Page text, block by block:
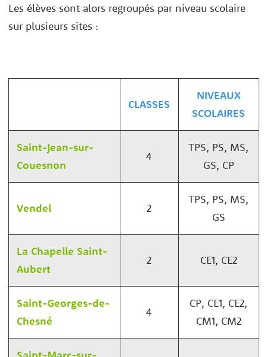
Les élèves sont alors regroupés par niveau scolaire
sur plusieurs sites :
CLASSES
NIVEAUX
SCOLAIRES
Saint-Jean-sur-
Couesnon
4
TPS, PS, MS,
GS, CP
Vendel 2
TPS, PS, MS,
GS
La Chapelle Saint-
Aubert
2 CE1, CE2
Saint-Georges-de-
Chesné
4
CP, CE1, CE2,
CM1, CM2